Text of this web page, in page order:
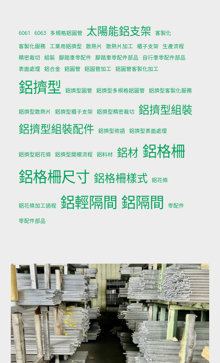
6061 6063 多規格鋁圓管 太陽能鋁支架
客製化
客製化服務
工業用鋁擠型 散熱片 散熱片加工 櫃子支架
生產流程
精密裁切
組裝 腳踏車零配件 腳踏車零配件部品
自行車零配件部品
表面處理
鋁合金 鋁圓管 鋁圓管加工 鋁圓管客製化加工
鋁擠型 鋁擠型圓管 鋁擠型多規格鋁圓管 鋁擠型客製化服務
鋁擠型散熱片 鋁擠型櫃子支架 鋁擠型精密裁切
鋁擠型組裝
鋁擠型組裝配件
鋁擠型術語 鋁擠型表面處理
鋁擠型鋁花條 鋁擠型開模流程 鋁料材 鋁材 鋁格柵
鋁格柵尺寸 鋁格柵樣式 鋁花條
鋁花條加工過程 鋁輕隔間 鋁隔間 零配件
零配件部品